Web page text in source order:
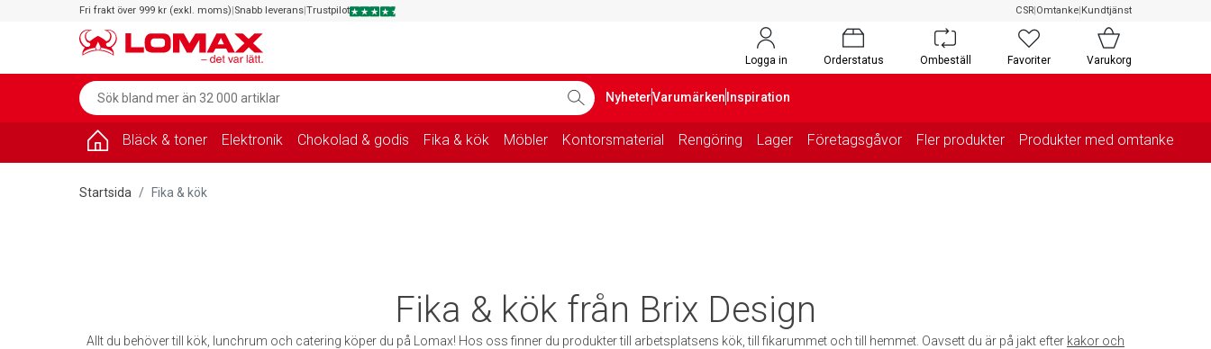
Fri frakt över 999 kr (exkl. moms)|Snabb leverans|Trustpilot CSR|Omtanke|Kundtjänst
Logga in Orderstatus Ombeställ Favoriter Varukorg
NyheterVarumärken Inspiration
Bläck & toner Elektronik Chokolad & godis Fika & kök Möbler Kontorsmaterial Rengöring Lager Företagsgåvor Fler produkter Produkter med omtanke
Startsida Fika & kök
Fika & kök från Brix Design
Allt du behöver till kök, lunchrum och catering köper du på Lomax! Hos oss finner du produkter till arbetsplatsens kök, till fikarummet och till hemmet. Oavsett du är på jakt efter kakor och